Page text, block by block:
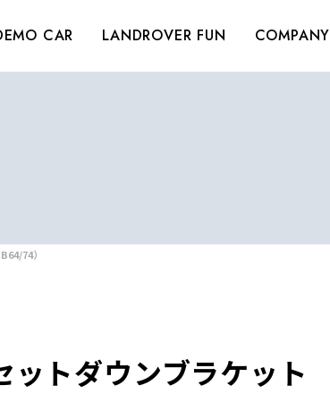
CAR LANDROVER FUN COMPANY
74）
ットダウンブラケット